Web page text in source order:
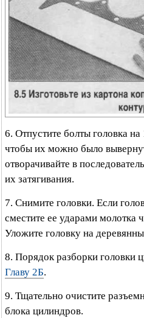
6. Отпустите болты головка
чтобы их можно было
отворачивайте в
их затягивания.
7. Снимите головки. Если
сместите ее ударами молотка
Уложите головку на
8. Порядок разборки головки
Главу 2Б.
9. Тщательно очистите
блока цилиндров.